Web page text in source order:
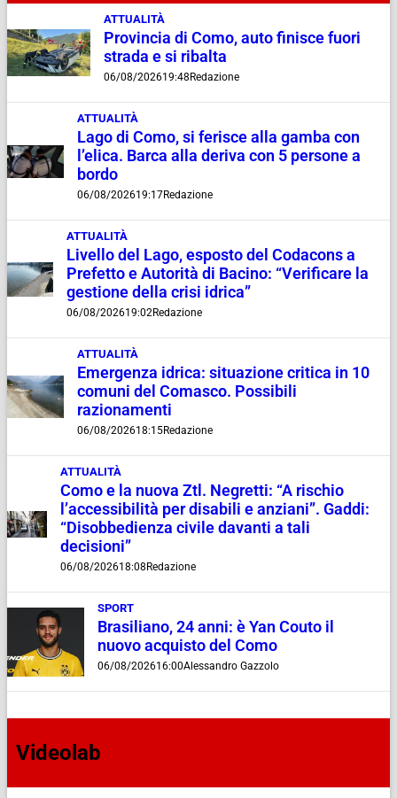
ATTUALITÀ
Provincia di Como, auto finisce fuori
strada e si ribalta
06/08/202619:48 Redazione
ATTUALITÀ
Lago di Como, si ferisce alla gamba con
l’elica. Barca alla deriva con 5 persone a
bordo
06/08/202619:17Redazione
ATTUALITÀ
Livello del Lago, esposto del Codacons a
Prefetto e Autorità di Bacino: “Verificare la
gestione della crisi idrica”
06/08/202619:02Redazione
ATTUALITÀ
Emergenza idrica: situazione critica in 10
comuni del Comasco. Possibili
razionamenti
06/08/202618:15Redazione
ATTUALITÀ
Como e la nuova Ztl. Negretti: “A rischio
l’accessibilità per disabili e anziani”. Gaddi:
“Disobbedienza civile davanti a tali
decisioni”
06/08/202618:08 Redazione
SPORT
Brasiliano, 24 anni: è Yan Couto il
nuovo acquisto del Como
06/08/202616:00Alessandro Gazzolo
Videolab